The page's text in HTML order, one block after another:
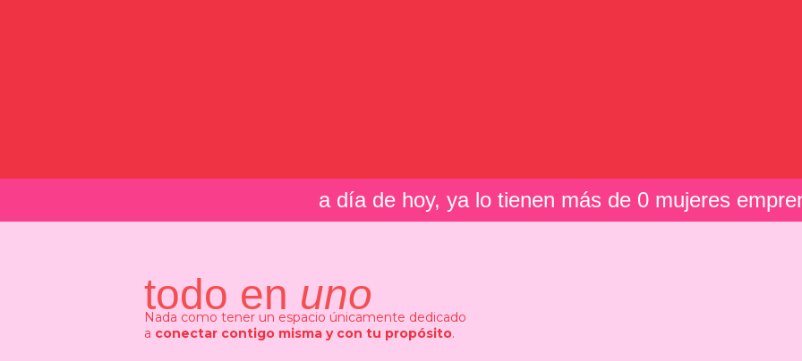
a día de hoy, ya lo tienen más de 0 mujeres
todo en uno
Nada como tener un espacio únicamente dedicado
a conectar contigo misma y con tu propósito.